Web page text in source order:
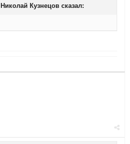
Николай Кузнецов сказал: